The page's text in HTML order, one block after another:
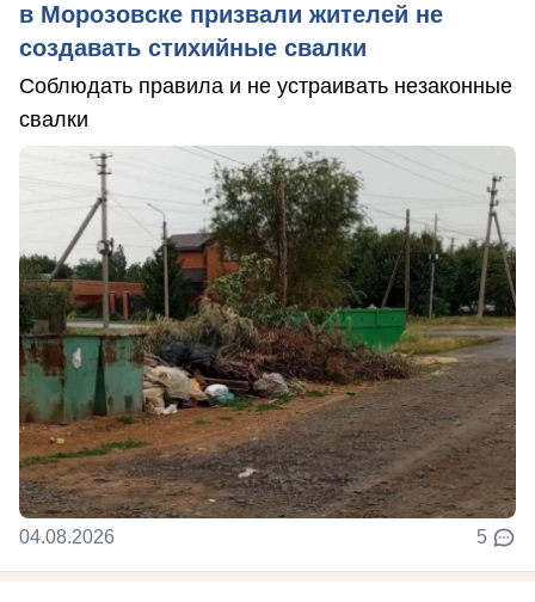
в Морозовске призвали жителей не
создавать стихийные свалки
Соблюдать правила и не устраивать незаконные
свалки
04.08.2026 5